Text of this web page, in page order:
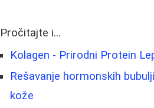
Pročitajte i...
Kolagen - Prirodni Protein
Rešavanje hormonskih
kože